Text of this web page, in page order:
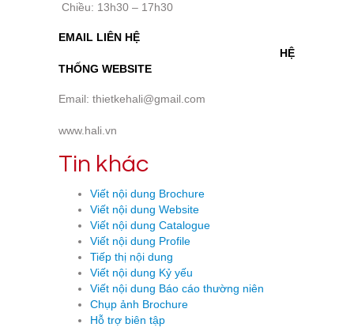
Chiều: 13h30 – 17h30
EMAIL LIÊN HỆ
HỆ
THỐNG WEBSITE
Email: thietkehali@gmail.com
www.hali.vn
Tin khác
Viết nội dung Brochure
Viết nội dung Website
Viết nội dung Catalogue
Viết nội dung Profile
Tiếp thị nội dung
Viết nội dung Kỷ yếu
Viết nội dung Báo cáo thường niên
Chụp ảnh Brochure
Hỗ trợ biên tập